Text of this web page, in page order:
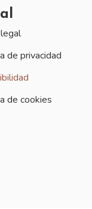
de privacidad
de cookies